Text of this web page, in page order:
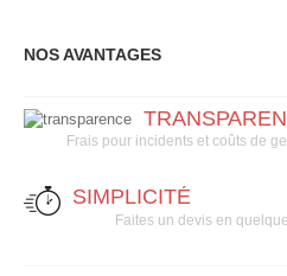
NOS AVANTAGES
Frais pour incidents et coûts de
SIMPLICITÉ
Faites un devis en